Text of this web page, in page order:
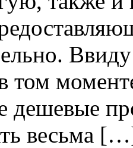
том
дешевые
весьма